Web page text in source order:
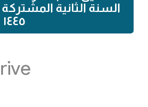
السنة الثانية المشتركة
١٤٤٥